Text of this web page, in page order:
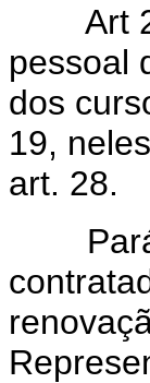
Art
pessoal
dos
19,
art. 28.